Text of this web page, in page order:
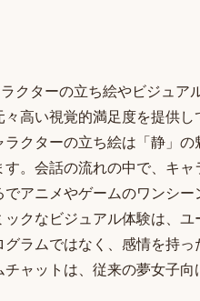
クターの立ち絵やビジュア
高い視覚的満足度を提供
クターの立ち絵は「静」
。会話の流れの中で、キ
アニメやゲームのワンシ
クなビジュアル体験は、
ラムではなく、感情を持
ャットは、従来の夢女子向